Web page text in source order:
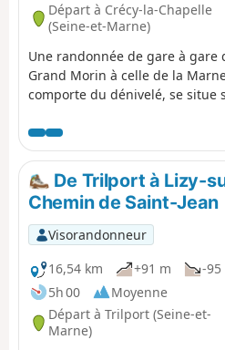
Départ à Crécy-la-Chapelle
(Seine-et-Marne)
Une randonnée de gare à gare
Grand Morin à celle de la
comporte du dénivelé, se situe
la Dhuys sur environ 6km, en
De Trilport à Lizy-
Chemin de Saint-Jean
Visorandonneur
16,54 km
+91 m
-95
5h 00
Moyenne
Départ à Trilport (Seine-et-
Marne)